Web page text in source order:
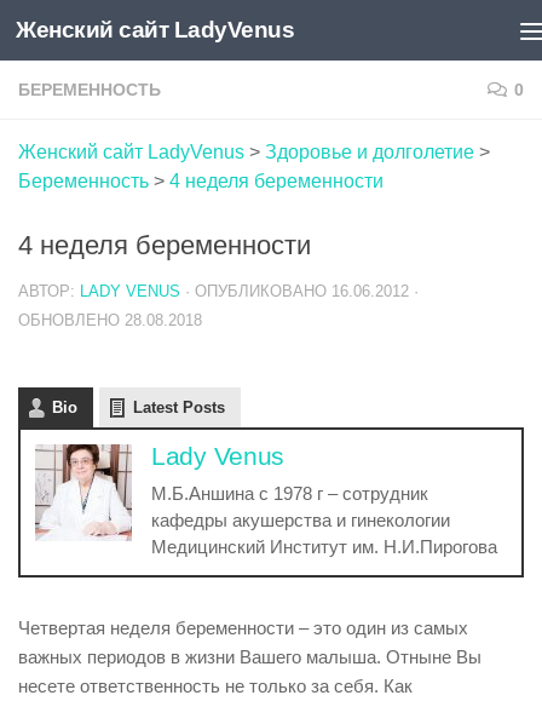
Skip to content
Женский сайт LadyVenus
БЕРЕМЕННОСТЬ 0
Женский сайт LadyVenus > Здоровье и долголетие >
Беременность > 4 неделя беременности
4 неделя беременности
АВТОР: LADY VENUS · ОПУБЛИКОВАНО 16.06.2012 ·
ОБНОВЛЕНО 28.08.2018
Bio Latest Posts
Lady Venus
М.Б.Аншина с 1978 г – сотрудник
кафедры акушерства и гинекологии
Медицинский Институт им. Н.И.Пирогова
Четвертая неделя беременности – это один из самых
важных периодов в жизни Вашего малыша. Отныне Вы
несете ответственность не только за себя. Как